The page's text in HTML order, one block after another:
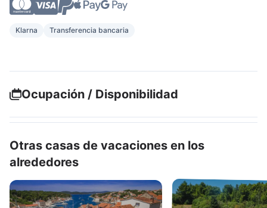
Klarna Transferencia bancaria
Ocupación / Disponibilidad
Otras casas de vacaciones en los
alrededores